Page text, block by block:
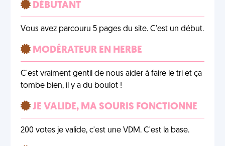
DÉBUTANT
Vous avez parcouru 5 pages du site. C'est un début.
MODÉRATEUR EN HERBE
C'est vraiment gentil de nous aider à faire le tri et ça
tombe bien, il y a du boulot !
JE VALIDE, MA SOURIS FONCTIONNE
200 votes je valide, c'est une VDM. C'est la base.